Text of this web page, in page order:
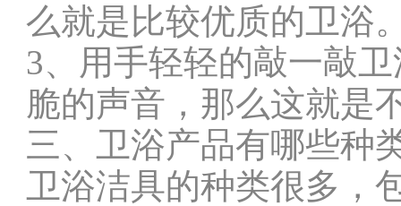
么就是比较优质的卫浴
3、用手轻轻的敲一敲
脆的声音，那么这就是
三、卫浴产品有哪些种
卫浴洁具的种类很多，